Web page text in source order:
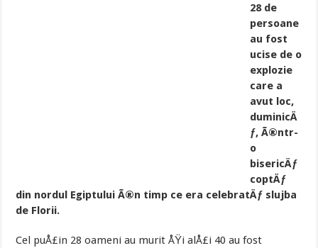
28 de
persoane
au fost
ucise de o
explozie
care a
avut loc,
duminicÄ
ƒ, Ã®ntr-
o
bisericÄƒ
coptÄƒ
din nordul Egiptului Ã®n timp ce era celebratÄƒ slujba
de Florii.
Cel puÅ£in 28 oameni au murit ÅŸi alÅ£i 40 au fost